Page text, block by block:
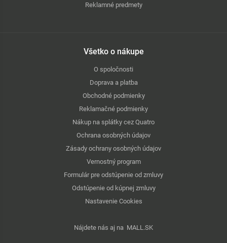
Reklamné predmety
Všetko o nákupe
O spoločnosti
Doprava a platba
Obchodné podmienky
Reklamačné podmienky
Nákup na splátky cez Quatro
Ochrana osobných údajov
Zásady ochrany osobných údajov
Vernostný program
Formulár pre odstúpenie od zmluvy
Odstúpenie od kúpnej zmluvy
Nastavenie Cookies
Nájdete nás aj na MALL.SK